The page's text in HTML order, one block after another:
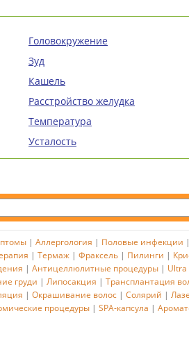
Головокружение
Зуд
Кашель
Расстройство желудка
Температура
Усталость
| Аллергология | Половые инфекции |
| Термаж | Фраксель | Пилинги |
| Антицеллюлитные процедуры| Ultra
груди | Липосакция | Трансплантация
| Окрашивание волос | Солярий |
процедуры | SPA-капсула |